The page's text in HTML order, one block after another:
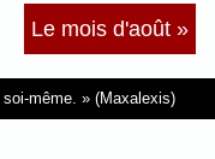
Le mois d'août »
même. (Maxalexis)